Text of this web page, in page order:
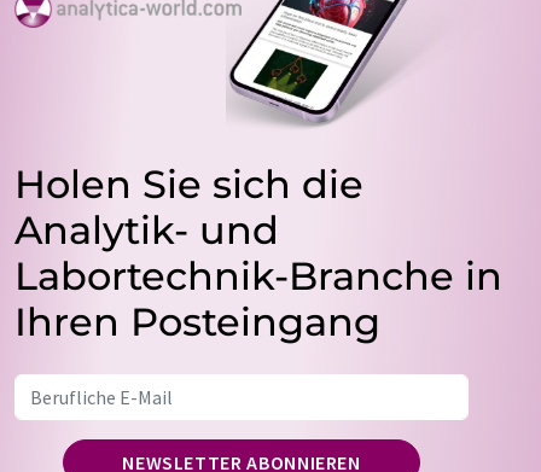
Holen Sie sich die
Analytik- und
Labortechnik-Branche in
Ihren Posteingang
NEWSLETTER ABONNIEREN